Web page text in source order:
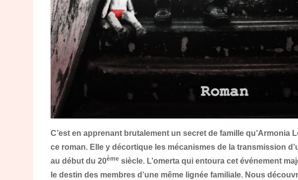
C’est en apprenant brutalement un secret de famille qu’Armonia
ce roman. Elle y décortique les mécanismes de la transmission
au début du 20ème siècle. L’omerta qui entoura cet événement
le destin des membres d’une même lignée familiale. Nous